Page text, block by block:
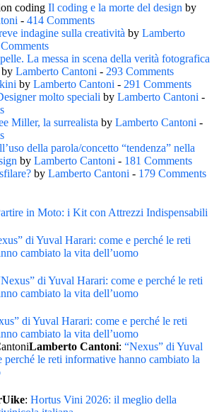
Il coding e la morte del design by
- 414 Comments
indagine sulla creatività by Lamberto
La messa in scena della verità fotografica
by Lamberto Cantoni - 293 Comments
by Lamberto Cantoni - 291 Comments
molto speciali by Lamberto Cantoni -
Miller, la surrealista by Lamberto Cantoni -
della parola/concetto “tendenza” nella
by Lamberto Cantoni - 181 Comments
by Lamberto Cantoni - 179 Comments
in Moto: i Kit con Attrezzi Indispensabili
di Yuval Harari: come e perché le reti
cambiato la vita dell’uomo
di Yuval Harari: come e perché le reti
cambiato la vita dell’uomo
di Yuval Harari: come e perché le reti
cambiato la vita dell’uomo
Lamberto Cantoni: “Nexus” di Yuval
perché le reti informative hanno cambiato la
: Hortus Vini 2026: il meglio della